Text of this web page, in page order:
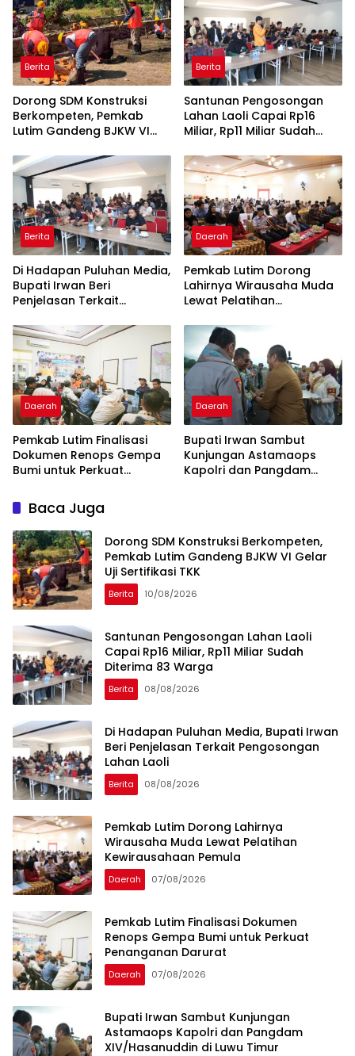
Berita
Dorong SDM Konstruksi
Berkompeten, Pemkab
Lutim Gandeng BJKW VI
Berita
Santunan Pengosongan
Lahan Laoli Capai Rp16
Miliar, Rp11 Miliar Sudah
Berita
Di Hadapan Puluhan Media,
Bupati Irwan Beri
Penjelasan Terkait
Daerah
Pemkab Lutim Dorong
Lahirnya Wirausaha Muda
Lewat Pelatihan
Daerah
Pemkab Lutim Finalisasi
Dokumen Renops Gempa
Bumi untuk Perkuat
Daerah
Bupati Irwan Sambut
Kunjungan Astamaops
Kapolri dan Pangdam
Baca Juga
Dorong SDM Konstruksi Berkompeten,
Pemkab Lutim Gandeng BJKW VI Gelar
Uji Sertifikasi TKK
Berita 10/08/2026
Santunan Pengosongan Lahan Laoli
Capai Rp16 Miliar, Rp11 Miliar Sudah
Diterima 83 Warga
Berita 08/08/2026
Di Hadapan Puluhan Media, Bupati Irwan
Beri Penjelasan Terkait Pengosongan
Lahan Laoli
Berita 08/08/2026
Pemkab Lutim Dorong Lahirnya
Wirausaha Muda Lewat Pelatihan
Kewirausahaan Pemula
Daerah 07/08/2026
Pemkab Lutim Finalisasi Dokumen
Renops Gempa Bumi untuk Perkuat
Penanganan Darurat
Daerah 07/08/2026
Bupati Irwan Sambut Kunjungan
Astamaops Kapolri dan Pangdam
XIV/Hasanuddin di Luwu Timur